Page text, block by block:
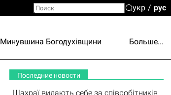
укр рус
Минувшина Богодухівщини Больше...
Последние новости
Шахраї видають себе за співробітників